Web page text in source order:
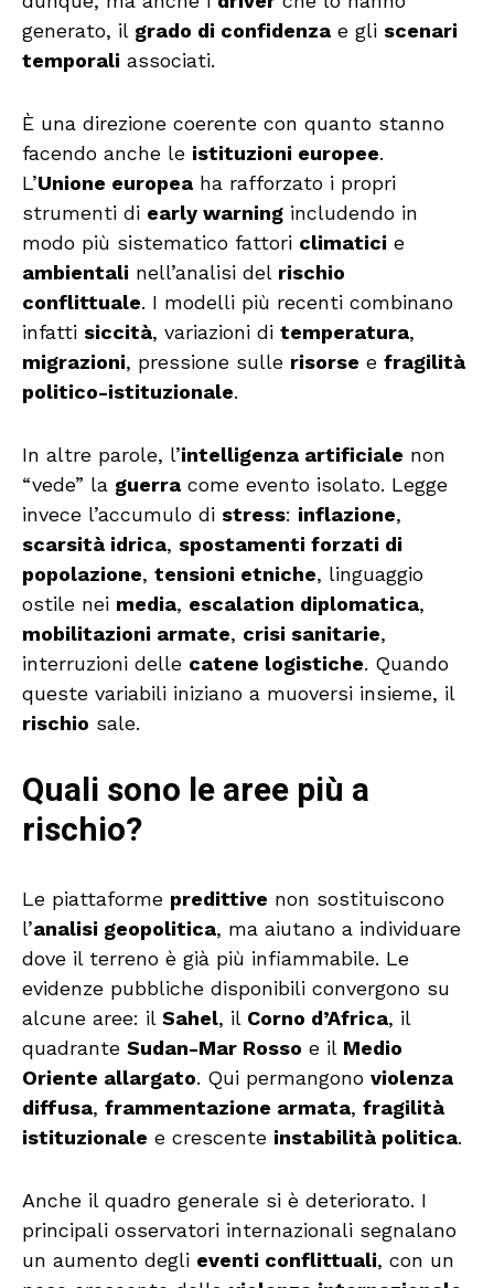
generato, il grado di confidenza e gli scenari
temporali associati.
È una direzione coerente con quanto stanno
facendo anche le istituzioni europee.
L’Unione europea ha rafforzato i propri
strumenti di early warning includendo in
modo più sistematico fattori climatici e
ambientali nell’analisi del rischio
conflittuale. I modelli più recenti combinano
infatti siccità, variazioni di temperatura,
migrazioni, pressione sulle risorse e fragilità
politico-istituzionale.
In altre parole, l’intelligenza artificiale non
“vede” la guerra come evento isolato. Legge
invece l’accumulo di stress: inflazione,
scarsità idrica, spostamenti forzati di
popolazione, tensioni etniche, linguaggio
ostile nei media, escalation diplomatica,
mobilitazioni armate, crisi sanitarie,
interruzioni delle catene logistiche. Quando
queste variabili iniziano a muoversi insieme, il
rischio sale.
Quali sono le aree più a
rischio?
Le piattaforme predittive non sostituiscono
l’analisi geopolitica, ma aiutano a individuare
dove il terreno è già più infiammabile. Le
evidenze pubbliche disponibili convergono su
alcune aree: il Sahel, il Corno d’Africa, il
quadrante Sudan-Mar Rosso e il Medio
Oriente allargato. Qui permangono violenza
diffusa, frammentazione armata, fragilità
istituzionale e crescente instabilità politica.
Anche il quadro generale si è deteriorato. I
principali osservatori internazionali segnalano
un aumento degli eventi conflittuali, con un